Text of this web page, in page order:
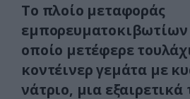
Το πλοίο μεταφοράς
εμπορευματοκιβωτίων
οποίο μετέφερε
κοντέινερ γεμάτα με
νάτριο, μια εξαιρετικά